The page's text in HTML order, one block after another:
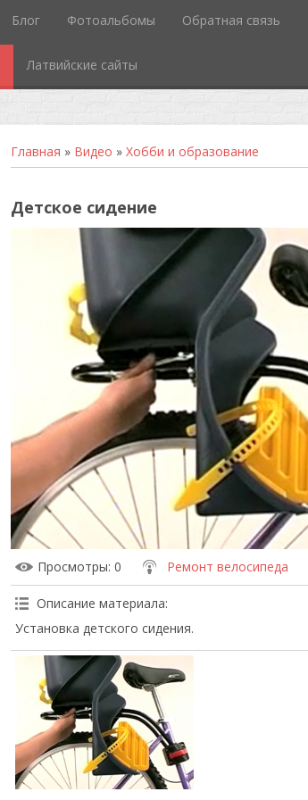
Блог Фотоальбомы Обратная связь
Латвийские сайты
Главная » Видео » Хобби и образование
Детское сидение
Просмотры: 0 Ремонт велосипеда
Описание материала:
Установка детского сидения.